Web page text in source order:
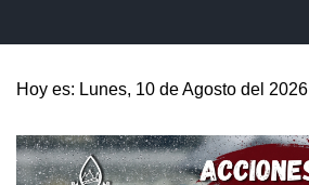
Hoy es: Lunes, 10 de Agosto del 2026